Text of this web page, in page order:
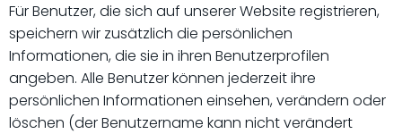
Für Benutzer, die sich auf unserer Website registrieren,
speichern wir zusätzlich die persönlichen
Informationen, die sie in ihren Benutzerprofilen
angeben. Alle Benutzer können jederzeit ihre
persönlichen Informationen einsehen, verändern oder
löschen (der Benutzername kann nicht verändert